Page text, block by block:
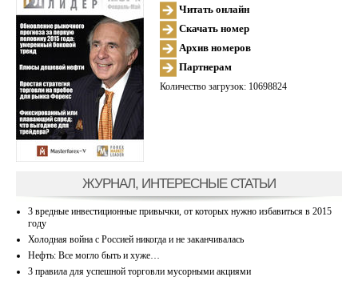
Читать онлайн
Скачать номер
Архив номеров
Партнерам
Количество загрузок: 10698824
ЖУРНАЛ, ИНТЕРЕСНЫЕ СТАТЬИ
3 вредные инвестиционные привычки, от которых нужно избавиться в 2015
году
Холодная война с Россией никогда и не заканчивалась
Нефть: Все могло быть и хуже…
3 правила для успешной торговли мусорными акциями